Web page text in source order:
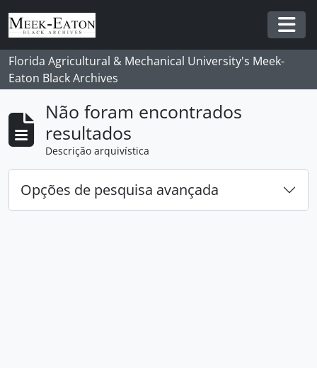
Skip to main content
Florida Agricultural & Mechanical University's Meek-
Eaton Black Archives
Não foram encontrados
resultados
Descrição arquivística
Opções de pesquisa avançada